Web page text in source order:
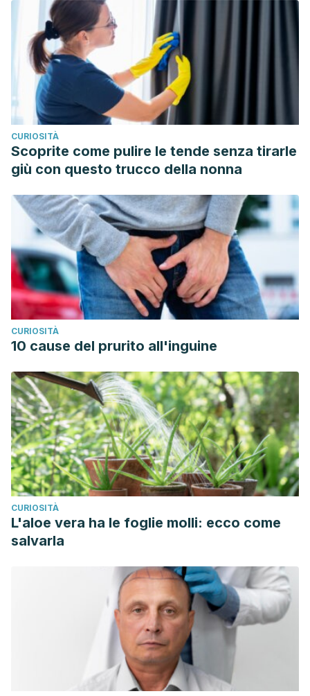
U.S. Pharmacist; 46
(10):47-50.
https://www.uspharmacist.com/article/hypervitaminosis-a-
global-concern
Stainer, V., Jones, P., Juliebø, S. V., Beck, R., & Hawary, A.
(2020). Chyluria: what does the clinician need to
know?
Therapeutic Advances in Urology;
175628722094089.
https://pubmed.ncbi.nlm.nih.gov/32728391/
Stence, N. (2021). Cerebral fat embolism. American Journal
of Neuroradiology; Case of the Month, October 2021.
https://www.ajnr.org/content/com/2021oct/tab-discussion
Qian, M., et al. (2020) Effect of Elevated Ketone Body on
Maternal and Infant Outcome of Pregnant Women with
Abnormal Glucose Metabolism During Pregnancy. Diabetes,
metabolic, syndrome and obesity; 13: 4581–4588.
https://www.ncbi.nlm.nih.gov/pmc/articles/PMC7701151/
MedlinePlus. (2013). Trastornos renales y urológicos.
Consultado el 06 de marzo de 2024.
https://medlineplus.gov/spanish/ency/article/001265.htm
CURIOSITÀ
Scoprite come pulire le tende senza tirarle
giù con questo trucco della nonna
CURIOSITÀ
10 cause del prurito all'inguine
CURIOSITÀ
L'aloe vera ha le foglie molli: ecco come
salvarla